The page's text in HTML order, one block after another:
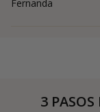
Fernanda
3